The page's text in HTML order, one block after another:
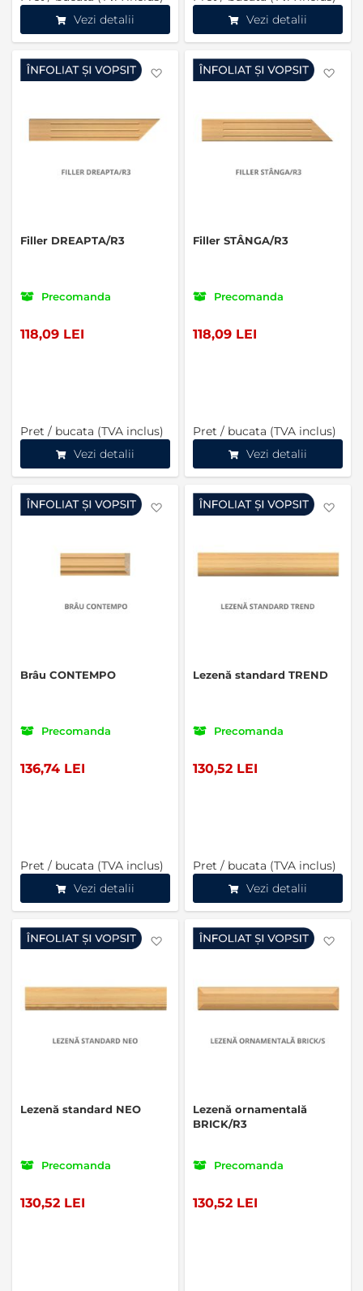
Vezi detalii
Vezi detalii
Filler DREAPTA/R3
Precomanda
118,09 LEI
Pret / bucata (TVA inclus)
Vezi detalii
Favorite
Filler STÂNGA/R3
Precomanda
118,09 LEI
Pret / bucata (TVA inclus)
Vezi detalii
Brâu CONTEMPO
Precomanda
136,74 LEI
Pret / bucata (TVA inclus)
Vezi detalii
Favorite
Lezenă standard TREND
Precomanda
130,52 LEI
Pret / bucata (TVA inclus)
Vezi detalii
Lezenă standard NEO
Precomanda
130,52 LEI
Favorite
Lezenă ornamentală
BRICK/R3
Precomanda
130,52 LEI